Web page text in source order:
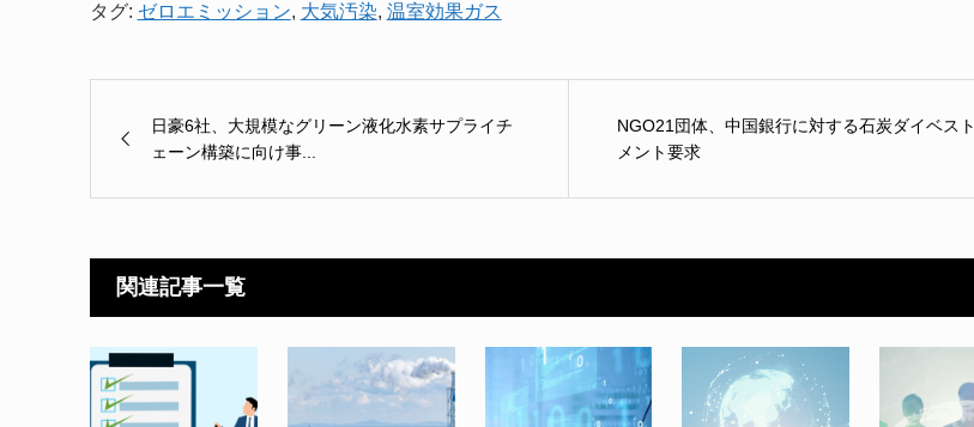
タグ: ゼロエミッション, 大気汚染, 温室効果ガス
日豪6社、大規模なグリーン液化水素サプライチ
ェーン構築に向け事...
NGO21団体、中国銀行に対する石炭ダイベスト
メント要求
関連記事一覧